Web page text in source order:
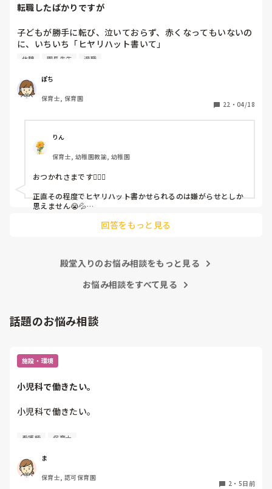
転職したばかりですが
子どもが勝手に転び、泣いておらず、赤くなってもいないの
に、いちいち「ヒヤリハット書いて」
と書かされ
（そう言う本人は書かない）
しかも、上司に↑この内容でも
ちゃんと考えて対策を練って書き込むようにと。
呼ばれて一緒に対策を考えさせられること多数
これだけで30〜40分拘束されて辛いです
皆さんの園はどうですか?
休憩 園長先生 退職
ぽち
保育士, 保育園
22 ・ 04/18
りん
保育士, 幼稚園教諭, 幼稚園
おつかれさまです🙇🏻‍♀️
正直その程度でヒヤリハット書かせられるのは嫌がらせとしか
思えません😭💦
回答をもっと見る
殿堂入りのお悩み相談をもっと見る
お悩み相談をすべて見る
話題のお悩み相談
施設・環境
小児科で働きたい。
小児科で働きたい。
今は保育園勤務ですが、
本当は小児科で保育士として
働きたいです。
看護師 保育士
ま
保育士, 認可保育園
2 ・ 5日前